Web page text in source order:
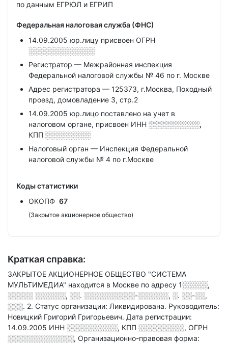
по данным ЕГРЮЛ и ЕГРИП
Федеральная налоговая служба (ФНС)
14.09.2005 юр.лицу присвоен ОГРН
░░░░░░░░░░░░░
Регистратор — Межрайонная инспекция
Федеральной налоговой службы № 46 по г. Москве
Адрес регистратора — 125373, г.Москва, Походный
проезд, домовладение 3, стр.2
14.09.2005 юр.лицо поставлено на учет в
налоговом органе, присвоен ИНН ░░░░░░░░░░,
КПП ░░░░░░░░░
Налоговый орган — Инспекция Федеральной
налоговой службы № 4 по г.Москве
Коды статистики
ОКОПФ 67
(Закрытое акционерное общество)
Краткая справка:
ЗАКРЫТОЕ АКЦИОНЕРНОЕ ОБЩЕСТВО "СИСТЕМА
МУЛЬТИМЕДИА" находится в Москве по адресу 1░░░░░,
░░░░░ ░░░░░░, ░░. ░░░░░░░░░░-░░░░░░, ░. ░░-░░,
░░░. 2. Статус организации: Ликвидирована. Руководитель:
Новицкий Григорий Григорьевич. Дата регистрации:
14.09.2005 ИНН ░░░░░░░░░░, КПП ░░░░░░░░░, ОГРН
░░░░░░░░░░░░░, Организационно-правовая форма: